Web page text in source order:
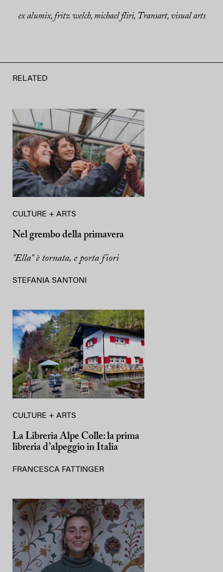
ex alumix, fritz welch, michael fliri, Transart, visual arts
RELATED
CULTURE + ARTS
Nel grembo della primavera
"Ella" è tornata, e porta fiori
STEFANIA SANTONI
CULTURE + ARTS
La Libreria Alpe Colle: la prima
libreria d’alpeggio in Italia
FRANCESCA FATTINGER